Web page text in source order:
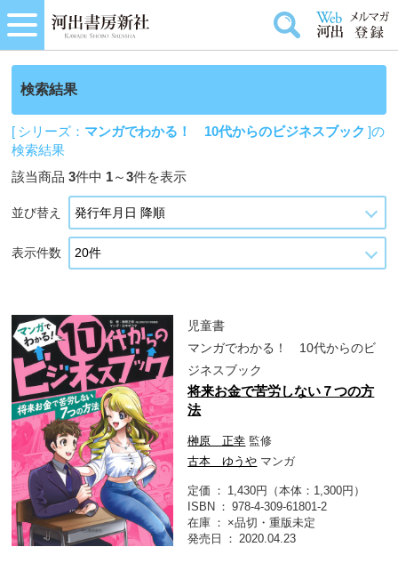
検索結果
[ シリーズ： マンガでわかる！ 10代からのビジネスブック ]の
検索結果
該当商品3件中 1～3件を表示
並び替え
表示件数
児童書
マンガでわかる！ 10代からのビ
ジネスブック
将来お金で苦労しない７つの方
法
榊原 正幸 監修
古本 ゆうや マンガ
定価
1,430円（本体：1,300円）
ISBN
978-4-309-61801-2
在庫
×品切・重版未定
発売日
2020.04.23